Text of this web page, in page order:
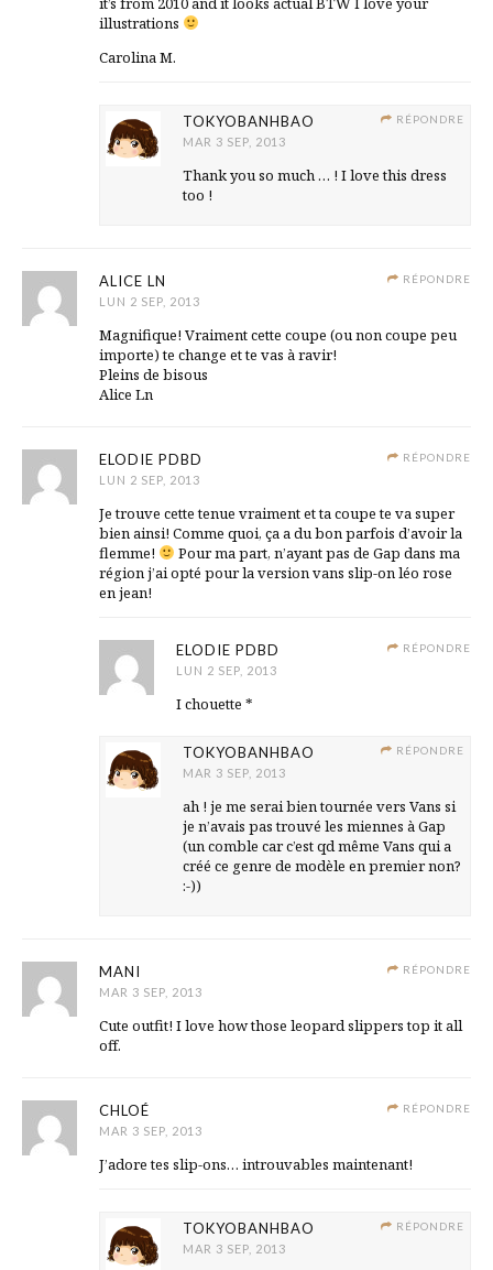
illustrations
Carolina M.
RÉPONDRE
TOKYOBANHBAO
MAR 3 SEP, 2013
Thank you so much … ! I love this dress
too !
RÉPONDRE
ALICE LN
LUN 2 SEP, 2013
Magnifique! Vraiment cette coupe (ou non coupe peu
importe) te change et te vas à ravir!
Pleins de bisous
Alice Ln
RÉPONDRE
ELODIE PDBD
LUN 2 SEP, 2013
Je trouve cette tenue vraiment et ta coupe te va super
bien ainsi! Comme quoi, ça a du bon parfois d’avoir la
flemme!
Pour ma part, n’ayant pas de Gap dans ma
région j’ai opté pour la version vans slip-on léo rose
en jean!
RÉPONDRE
ELODIE PDBD
LUN 2 SEP, 2013
I chouette *
RÉPONDRE
TOKYOBANHBAO
MAR 3 SEP, 2013
ah ! je me serai bien tournée vers Vans si
je n’avais pas trouvé les miennes à Gap
(un comble car c’est qd même Vans qui a
créé ce genre de modèle en premier non?
:-))
RÉPONDRE
MANI
MAR 3 SEP, 2013
Cute outfit! I love how those leopard slippers top it all
off.
RÉPONDRE
CHLOÉ
MAR 3 SEP, 2013
J’adore tes slip-ons… introuvables maintenant!
RÉPONDRE
TOKYOBANHBAO
MAR 3 SEP, 2013